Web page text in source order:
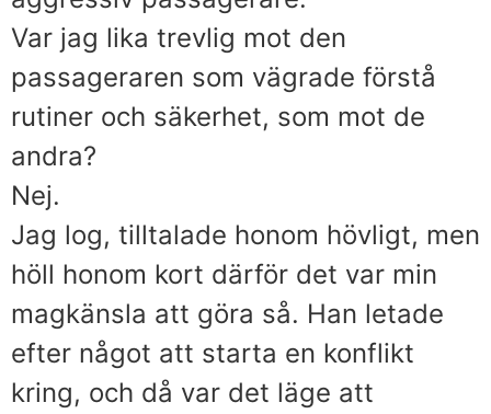
Var jag lika trevlig mot den
passageraren som vägrade förstå
rutiner och säkerhet, som mot de
andra?
Nej.
Jag log, tilltalade honom hövligt, men
höll honom kort därför det var min
magkänsla att göra så. Han letade
efter något att starta en konflikt
kring, och då var det läge att